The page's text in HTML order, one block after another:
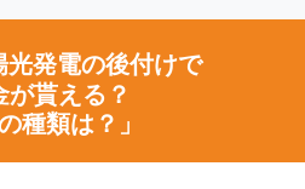
光発電の後付けで
が貰える？
種類は？」